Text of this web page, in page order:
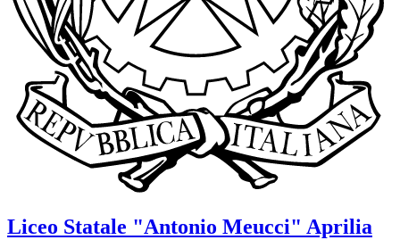
Liceo Statale "Antonio Meucci" Aprilia